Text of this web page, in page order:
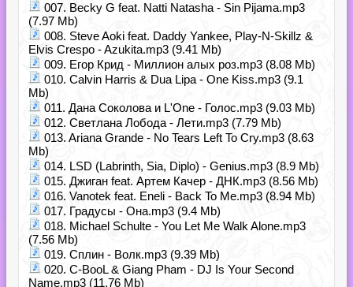
007. Becky G feat. Natti Natasha - Sin Pijama.mp3
(7.97 Mb)
008. Steve Aoki feat. Daddy Yankee, Play-N-Skillz &
Elvis Crespo - Azukita.mp3 (9.41 Mb)
009. Егор Крид - Миллион алых роз.mp3 (8.08 Mb)
010. Calvin Harris & Dua Lipa - One Kiss.mp3 (9.1
Mb)
011. Дана Соколова и L'One - Голос.mp3 (9.03 Mb)
012. Светлана Лобода - Лети.mp3 (7.79 Mb)
013. Ariana Grande - No Tears Left To Cry.mp3 (8.63
Mb)
014. LSD (Labrinth, Sia, Diplo) - Genius.mp3 (8.9 Mb)
015. Джиган feat. Артем Качер - ДНК.mp3 (8.56 Mb)
016. Vanotek feat. Eneli - Back To Me.mp3 (8.94 Mb)
017. Градусы - Она.mp3 (9.4 Mb)
018. Michael Schulte - You Let Me Walk Alone.mp3
(7.56 Mb)
019. Сплин - Волк.mp3 (9.39 Mb)
020. C-BooL & Giang Pham - DJ Is Your Second
Name.mp3 (11.76 Mb)